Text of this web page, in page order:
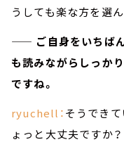
うしても楽な方を選
—— ご自身をいちば
も読みながらしっか
ですね。
ryuchell：そうでき
ょっと大丈夫ですか？